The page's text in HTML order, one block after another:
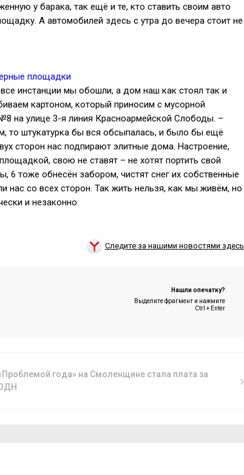
у барака, так ещё и те, кто ставить своим авто
А автомобилей здесь с утра до вечера стоит не
инстанции мы обошли, а дом наш как стоял так и
картоном, который приносим с мусорной
на улице 3-я линия Красноармейской Слободы. –
то штукатурка бы вся обсыпалась, и было бы ещё
сторон нас подпирают элитные дома. Настроение,
свою не ставят – не хотят портить свой
тоже обнесён забором, чистят снег их собственные
со всех сторон. Так жить нельзя, как мы живём, но
и незаконно.
Следите за нашими новостями здесь
Нашли опечатку?
Выделите фрагмент и нажмите
Ctrl + Enter
года» на Смоленщине стала плата за